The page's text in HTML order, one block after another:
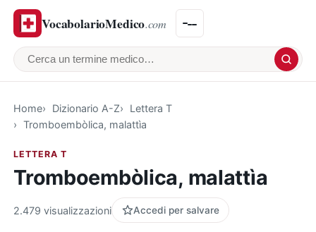
VocabolarioMedico.com
Cerca un termine medico
Home Dizionario A-Z
Lettera T
Tromboembòlica, malattìa
LETTERA T
Tromboembòlica, malattìa
2.479 visualizzazioni Accedi per salvare